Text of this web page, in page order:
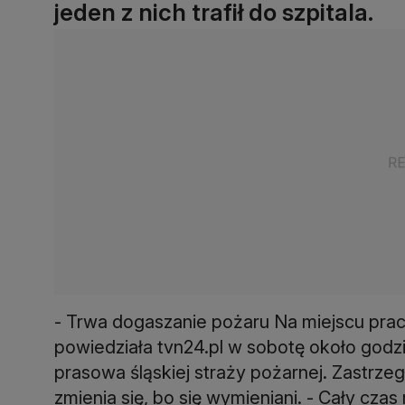
jeden z nich trafił do szpitala.
- Trwa dogaszanie pożaru Na miejscu
powiedziała tvn24.pl w sobotę około
prasowa śląskiej straży pożarnej.
zmienia się, bo się wymieniani. - Cały